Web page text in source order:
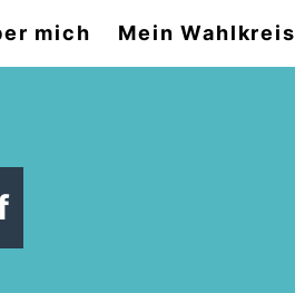
mich Mein Wahlkreis